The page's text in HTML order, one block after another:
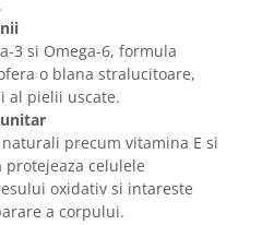
3 si Omega-6, formula
o blana stralucitoare,
al pielii uscate.
precum vitamina E si
celulele
oxidativ si intareste
a corpului.